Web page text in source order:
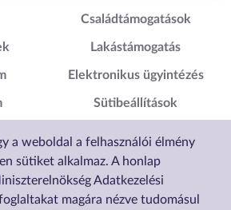
a weboldal a felhasználói élmény
sütiket alkalmaz. A honlap
Adatkezelési
magára nézve tudomásul
Lábléc2
Családtámogatások
Lakástámogatás
Elektronikus ügyintézés
Sütibeállítások